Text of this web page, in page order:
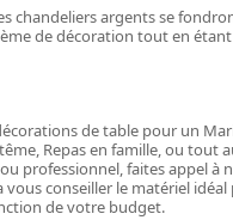
chandeliers argents se
de décoration tout en
de table pour un
Repas en famille, ou tout
professionnel, faites appel à
vous conseiller le matériel
de votre budget.